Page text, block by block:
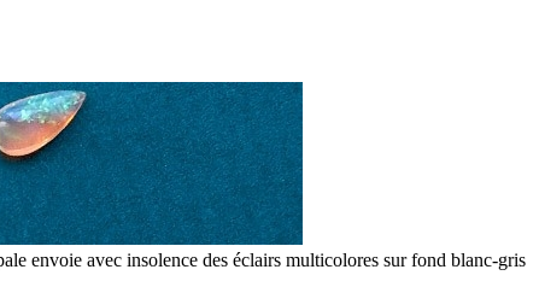
envoie avec insolence des éclairs multicolores sur fond blanc-gris